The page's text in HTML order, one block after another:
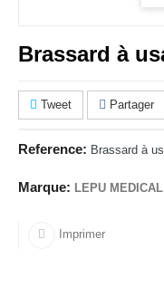
Brassard à
Tweet Partager
Reference: Brassard à
Marque: LEPU MEDICAL
Imprimer